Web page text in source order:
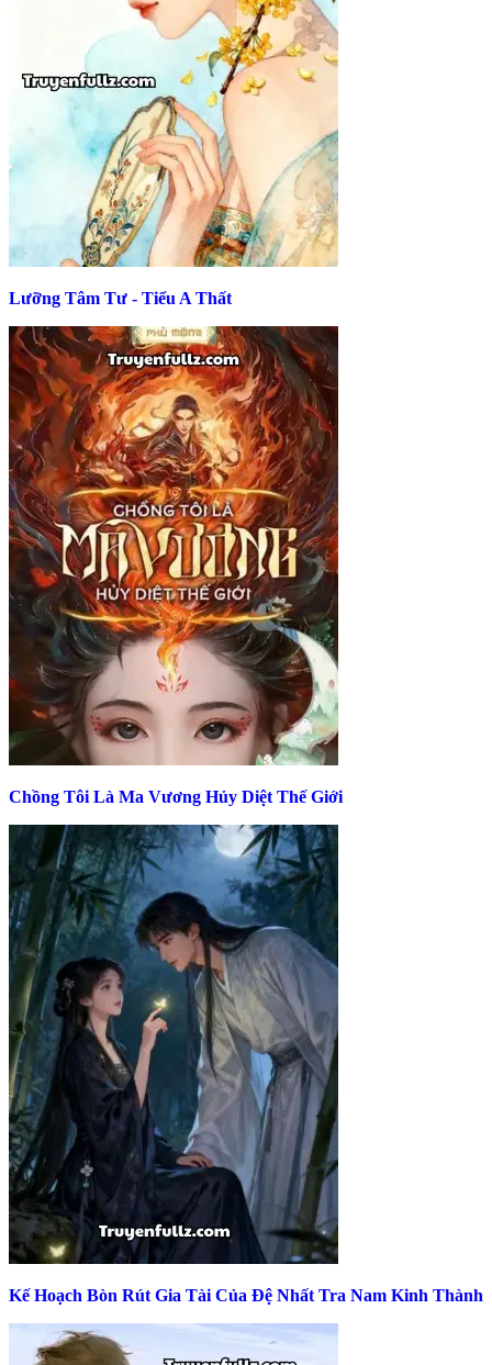
Lưỡng Tâm Tư - Tiểu A Thất
Chồng Tôi Là Ma Vương Hủy Diệt Thế Giới
Kế Hoạch Bòn Rút Gia Tài Của Đệ Nhất Tra Nam Kinh Thành